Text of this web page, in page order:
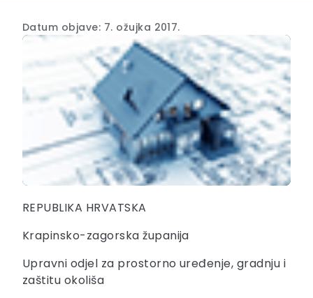
Datum objave: 7. ožujka 2017.
REPUBLIKA HRVATSKA
Krapinsko-zagorska županija
Upravni odjel za prostorno uređenje, gradnju i
zaštitu okoliša